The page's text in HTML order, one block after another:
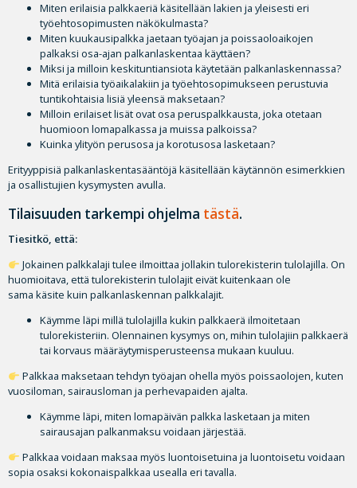
Miten erilaisia palkkaeriä käsitellään lakien ja yleisesti eri
työehtosopimusten näkökulmasta?
Miten kuukausipalkka jaetaan työajan ja poissaoloaikojen
palkaksi osa-ajan palkanlaskentaa käyttäen?
Miksi ja milloin keskituntiansiota käytetään palkanlaskennassa?
Mitä erilaisia työaikalakiin ja työehtosopimukseen perustuvia
tuntikohtaisia lisiä yleensä maksetaan?
Milloin erilaiset lisät ovat osa peruspalkkausta, joka otetaan
huomioon lomapalkassa ja muissa palkoissa?
Kuinka ylityön perusosa ja korotusosa lasketaan?
Erityyppisiä palkanlaskentasääntöjä käsitellään käytännön esimerkkien
ja osallistujien kysymysten avulla.
Tilaisuuden tarkempi ohjelma tästä.
Tiesitkö, että:
Jokainen palkkalaji tulee ilmoittaa jollakin tulorekisterin tulolajilla. On
huomioitava, että tulorekisterin tulolajit eivät kuitenkaan ole
sama käsite kuin palkanlaskennan palkkalajit.
Käymme läpi millä tulolajilla kukin palkkaerä ilmoitetaan
tulorekisteriin. Olennainen kysymys on, mihin tulolajiin palkkaerä
tai korvaus määräytymisperusteensa mukaan kuuluu.
Palkkaa maksetaan tehdyn työajan ohella myös poissaolojen, kuten
vuosiloman, sairausloman ja perhevapaiden ajalta.
Käymme läpi, miten lomapäivän palkka lasketaan ja miten
sairausajan palkanmaksu voidaan järjestää.
Palkkaa voidaan maksaa myös luontoisetuina ja luontoisetu voidaan
sopia osaksi kokonaispalkkaa usealla eri tavalla.